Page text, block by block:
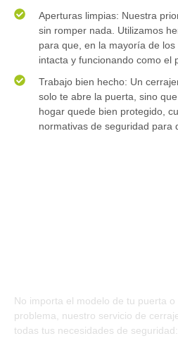
Aperturas limpias: Nuestra
sin romper nada. Utilizamos
para que, en la mayoría de
intacta y funcionando como el
Trabajo bien hecho: Un
solo te abre la puerta, sino
hogar quede bien protegido,
normativas de seguridad para
No importa el modelo de tu puerta
problema, nuestro servicio de
todas tus necesidades de seguridad: